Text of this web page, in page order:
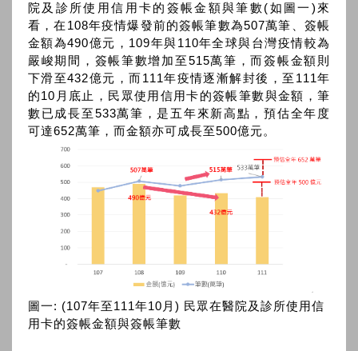
院及診所使用信用卡的簽帳金額與筆數(如圖一)來
看，在108年疫情爆發前的簽帳筆數為507萬筆、簽帳
金額為490億元，109年與110年全球與台灣疫情較為
嚴峻期間，簽帳筆數增加至515萬筆，而簽帳金額則
下滑至432億元，而111年疫情逐漸解封後，至111年
的10月底止，民眾使用信用卡的簽帳筆數與金額，筆
數已成長至533萬筆，是五年來新高點，預估全年度
可達652萬筆，而金額亦可成長至500億元。
圖一: (107年至111年10月) 民眾在醫院及診所使用信
用卡的簽帳金額與簽帳筆數